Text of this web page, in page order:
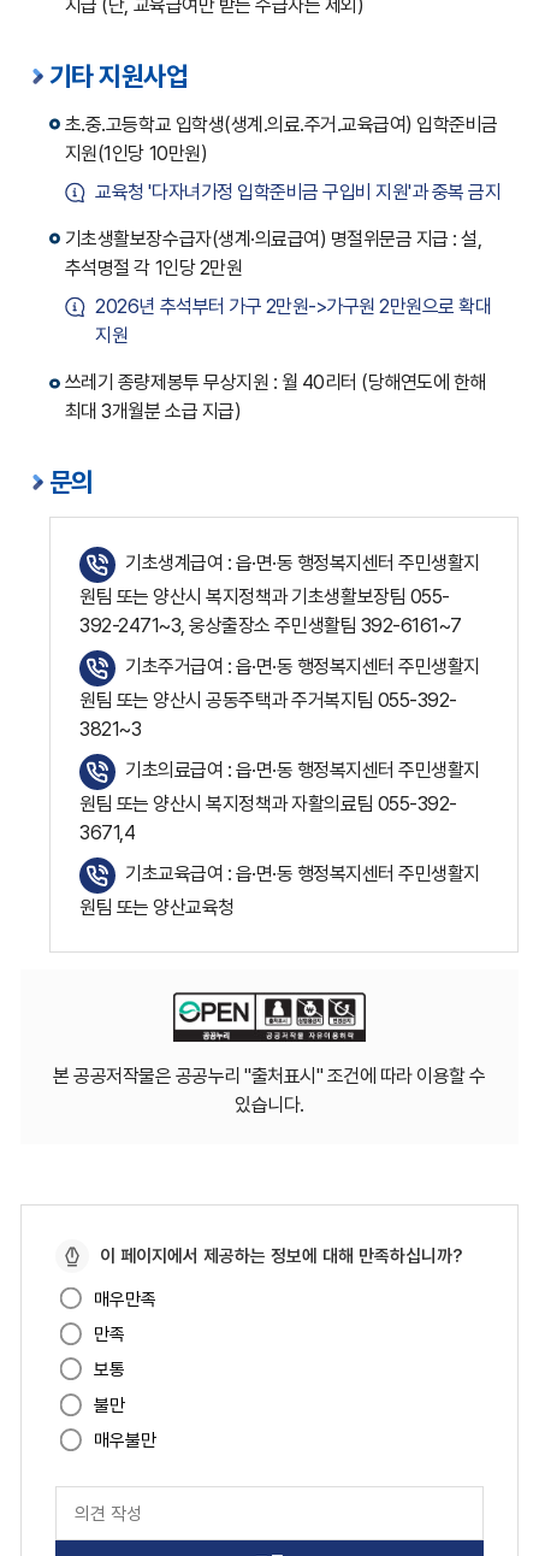
지급 (단, 교육급여만 받는 수급자는 제외)
기타 지원사업
초․중․고등학교 입학생(생계․의료․주거․교육급여) 입학준비금
지원(1인당 10만원)
교육청 '다자녀가정 입학준비금 구입비 지원'과 중복 금지
기초생활보장수급자(생계·의료급여) 명절위문금 지급 : 설,
추석명절 각 1인당 2만원
2026년 추석부터 가구 2만원->가구원 2만원으로 확대
지원
쓰레기 종량제봉투 무상지원 : 월 40리터 (당해연도에 한해
최대 3개월분 소급 지급)
문의
기초생계급여 : 읍·면·동 행정복지센터 주민생활지
원팀 또는 양산시 복지정책과 기초생활보장팀 055-
392-2471~3, 웅상출장소 주민생활팀 392-6161~7
기초주거급여 : 읍·면·동 행정복지센터 주민생활지
원팀 또는 양산시 공동주택과 주거복지팀 055-392-
3821~3
기초의료급여 : 읍·면·동 행정복지센터 주민생활지
원팀 또는 양산시 복지정책과 자활의료팀 055-392-
3671,4
기초교육급여 : 읍·면·동 행정복지센터 주민생활지
원팀 또는 양산교육청
본 공공저작물은 공공누리 "출처표시" 조건에 따라 이용할 수
있습니다.
페
이
지
만
족
도
이 페이지에서 제공하는 정보에 대해 만족하십니까?
매우만족
만족
보통
불만
매우불만
지